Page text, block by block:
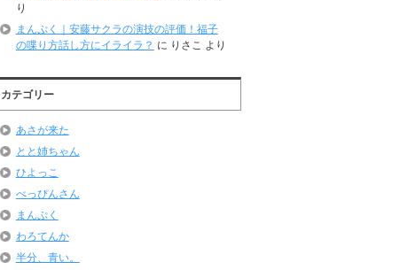
り
まんぷく｜安藤サクラの演技の評価！福子
の喋り方話し方にイライラ？ に りさこ より
カテゴリー
あさが来た
とと姉ちゃん
ひよっこ
べっぴんさん
まんぷく
わろてんか
半分、青い。